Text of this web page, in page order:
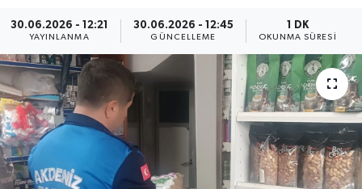
30.06.2026 - 12:21
YAYINLANMA
30.06.2026 - 12:45
GÜNCELLEME
1 DK
OKUNMA SÜRESI
Dış Haberler
Dünya
EĞİTİM
EKONOMİ